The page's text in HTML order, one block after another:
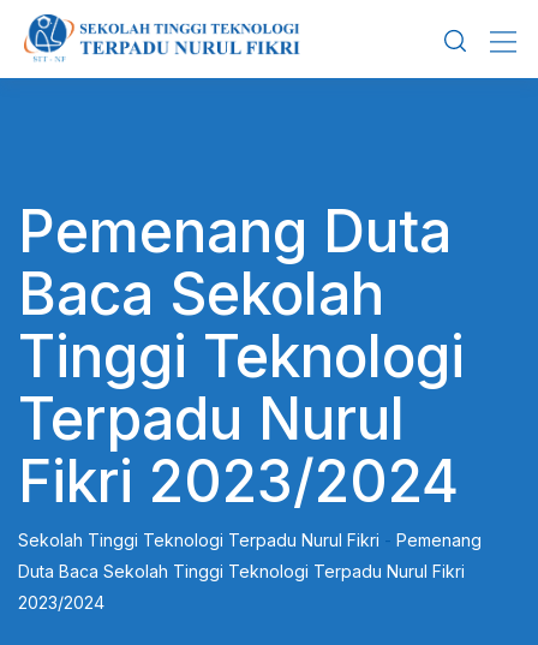
content
Pemenang Duta
Baca Sekolah
Tinggi Teknologi
Terpadu Nurul
Fikri 2023/2024
Sekolah Tinggi Teknologi Terpadu Nurul Fikri - Pemenang
Duta Baca Sekolah Tinggi Teknologi Terpadu Nurul Fikri
2023/2024